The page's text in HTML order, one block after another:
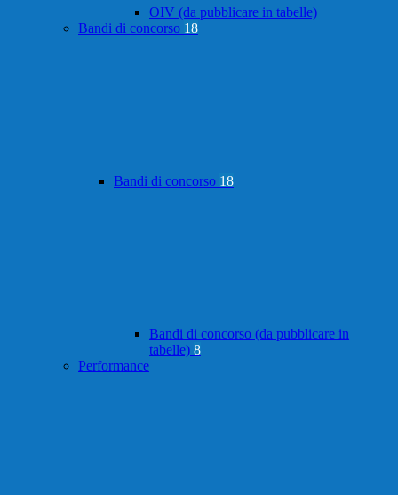
OIV (da pubblicare in tabelle)
Bandi di concorso 18
Bandi di concorso 18
Bandi di concorso (da pubblicare in
tabelle) 8
Performance